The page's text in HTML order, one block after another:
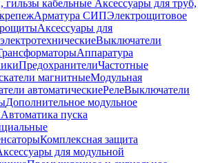
гильзы кабельные Аксессуары для труб,
Арматура СИПЭлектрощитовое
Аксессуары для
Выключатели
Аппаратура
ПредохранителиЧастотные
магнитныеМодульная
автоматическиеРелеВыключатели
Дополнительное модульное
Автоматика пуска
Комплексная защита
для модульной